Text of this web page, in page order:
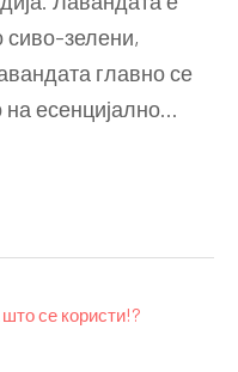
сиво-зелени,
главно се
на есенцијално…